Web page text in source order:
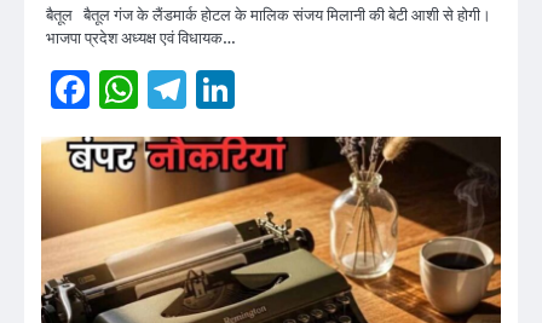
बैतूल बैतूल गंज के लैंडमार्क होटल के मालिक संजय मिलानी की बेटी आशी से होगी।
भाजपा प्रदेश अध्यक्ष एवं विधायक…
Facebook
WhatsApp
Telegram